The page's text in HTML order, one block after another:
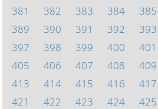
381
382 383 384 385
389
390 391 392 393
397
398 399 400 401
405
406 407 408 409
413
414 415 416 417
421
422 423 424 425